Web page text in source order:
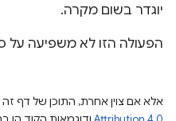
יוגדר בשום מקרה.
הפעולה הזו לא משפיעה על
אלא אם צוין אחרת, התוכן של דף זה